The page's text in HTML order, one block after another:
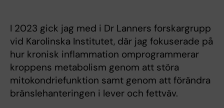
I 2023 gick jag med i Dr Lanners forskargrupp
vid Karolinska Institutet, där jag fokuserade på
hur kronisk inflammation omprogrammerar
kroppens metabolism genom att störa
mitokondriefunktion samt genom att förändra
bränslehanteringen i lever och fettväv.